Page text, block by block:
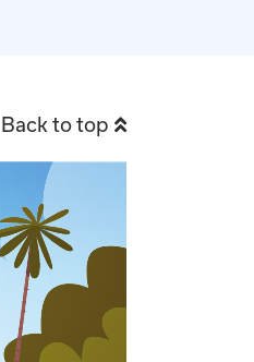
Back to top